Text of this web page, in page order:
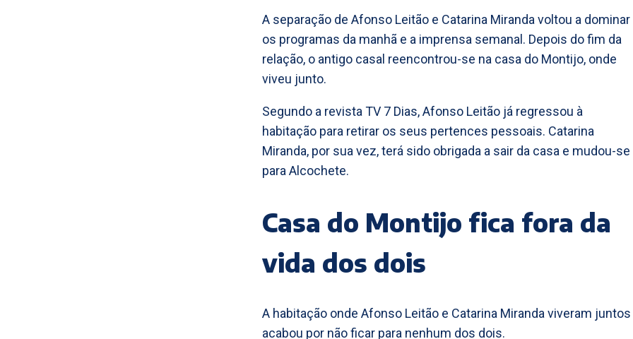
A separação de Afonso Leitão e Catarina Miranda voltou a dominar
os programas da manhã e a imprensa semanal. Depois do fim da
relação, o antigo casal reencontrou-se na casa do Montijo, onde
viveu junto.
Segundo a revista TV 7 Dias, Afonso Leitão já regressou à
habitação para retirar os seus pertences pessoais. Catarina
Miranda, por sua vez, terá sido obrigada a sair da casa e mudou-se
para Alcochete.
Casa do Montijo fica fora da
vida dos dois
A habitação onde Afonso Leitão e Catarina Miranda viveram juntos
acabou por não ficar para nenhum dos dois.